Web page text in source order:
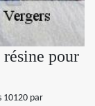
résine pour
10120 par